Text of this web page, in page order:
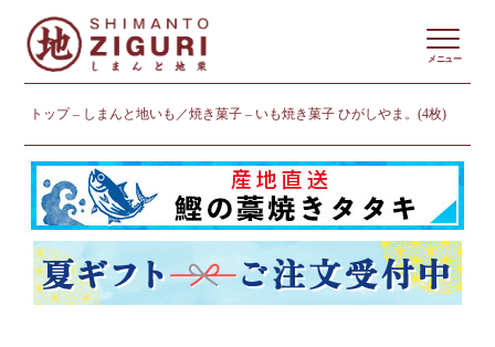
トップ しまんと地いも／焼き菓子 いも焼き菓子 ひがしやま。(4枚)
メニュー